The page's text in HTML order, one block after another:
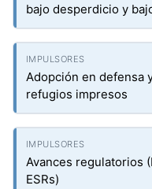
bajo desperdicio y
Adopción en defensa
refugios impresos
Avances regulatorios
ESRs)